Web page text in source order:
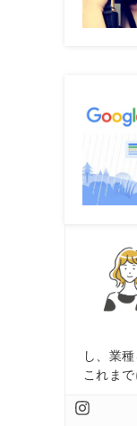
し、業
これま